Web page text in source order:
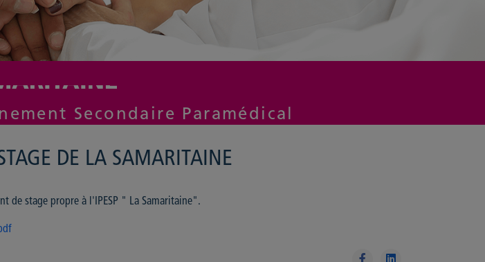
Secondaire Paramédical
DE LA SAMARITAINE
de stage propre à l'IPESP " La Samaritaine".